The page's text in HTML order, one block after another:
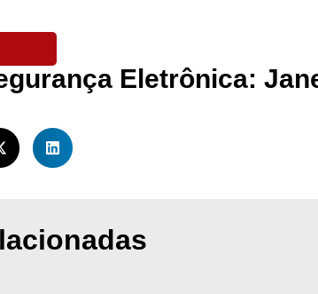
Eletrônica: